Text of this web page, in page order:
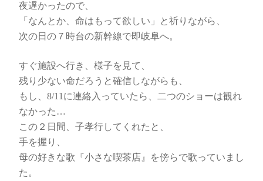
夜遅かったので、
「なんとか、命はもって欲しい」と祈りながら、
次の日の７時台の新幹線で即岐阜へ。
すぐ施設へ行き、様子を見て、
残り少ない命だろうと確信しながらも、
もし、8/11に連絡入っていたら、二つのショーは観れ
なかった…
この２日間、子孝行してくれたと、
手を握り、
母の好きな歌『小さな喫茶店』を傍らで歌っていまし
た。